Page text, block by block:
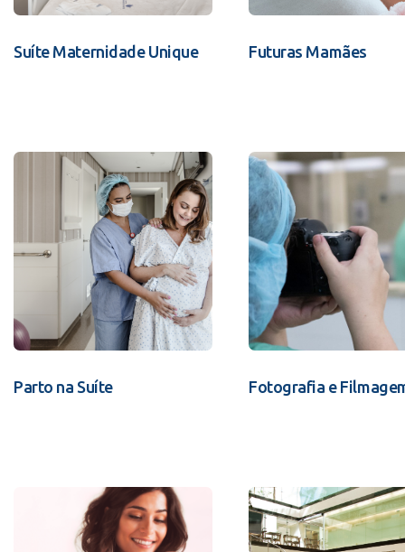
Suíte Maternidade Unique Futuras Mamães
Parto na Suíte Fotografia e